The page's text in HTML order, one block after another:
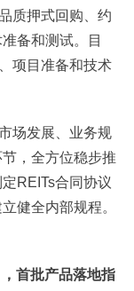
质押式回购、约
备和测试。目
项目准备和技术
场发展、业务规
，全方位稳步推
REITs合同协议
健全内部规程。
首批产品落地指